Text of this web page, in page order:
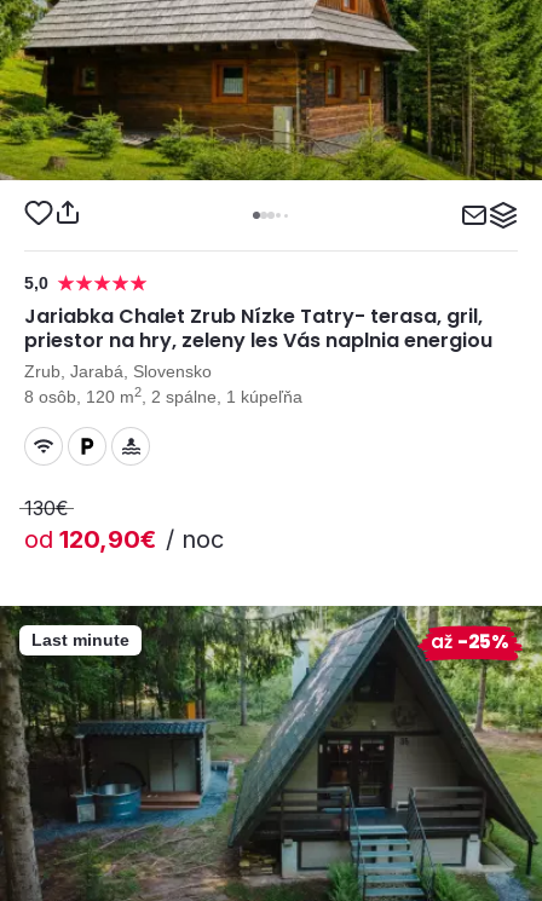
5,0
Jariabka Chalet Zrub Nízke Tatry- terasa, gril,
priestor na hry, zeleny les Vás naplnia energiou
Zrub, Jarabá, Slovensko
8 osôb, 120 m2 , 2 spálne, 1 kúpeľňa
130€
od 120,90€ / noc
Last minute až -25%